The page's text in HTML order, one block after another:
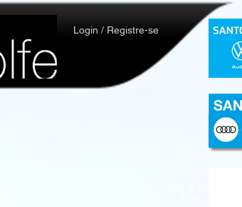
Login / Registre-se